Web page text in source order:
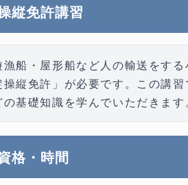
縦免許講習
船・屋形船など人の輸送をす
操縦免許」 が必要です。この講
基礎知識を学んでいただきます
格・時間